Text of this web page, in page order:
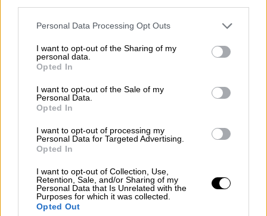
Please note that this website/app uses one or more Google
not limited to your visit or usage behaviour. You may click to
grant or deny consent to Google and its third-party tags to
use your data for below specified purposes in below Google
consent section.
Personal Data Processing Opt Outs
I want to opt-out of the Sharing of my
personal data.
Opted In
I want to opt-out of the Sale of my
Personal Data.
Opted In
I want to opt-out of processing my
Personal Data for Targeted Advertising.
Opted In
I want to opt-out of Collection, Use,
Retention, Sale, and/or Sharing of my
Personal Data that Is Unrelated with the
Purposes for which it was collected.
Opted Out
προσβολής κ.λπ., ανακτήθηκε την
Παρασκευή, την επομένη του δυστυχήματος
με τουλάχιστον 279 νεκρούς.
Μόλις ένας από τους επιβαίνοντες,
βρετανός υπήκοος ινδικής καταγωγής,
επέζησε όταν το αεροσκάφος συνετρίβη,
δευτερόλεπτα μετά την απογείωσή του από
Αχμενταμπάντ , σύμφωνα με τον πιο
πρόσφατο απολογισμό των θυμάτων, που